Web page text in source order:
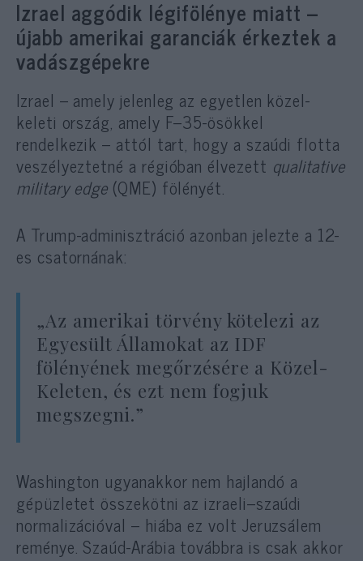
Izrael aggódik légifölénye miatt –
újabb amerikai garanciák érkeztek a
vadászgépekre
Izrael – amely jelenleg az egyetlen közel-
keleti ország, amely F–35-ösökkel
rendelkezik – attól tart, hogy a szaúdi flotta
veszélyeztetné a régióban élvezett qualitative
military edge (QME) fölényét.
A Trump-adminisztráció azonban jelezte a 12-
es csatornának:
„Az amerikai törvény kötelezi az
Egyesült Államokat az IDF
fölényének megőrzésére a Közel-
Keleten, és ezt nem fogjuk
megszegni.”
Washington ugyanakkor nem hajlandó a
gépüzletet összekötni az izraeli–szaúdi
normalizációval – hiába ez volt Jeruzsálem
reménye. Szaúd-Arábia továbbra is csak akkor